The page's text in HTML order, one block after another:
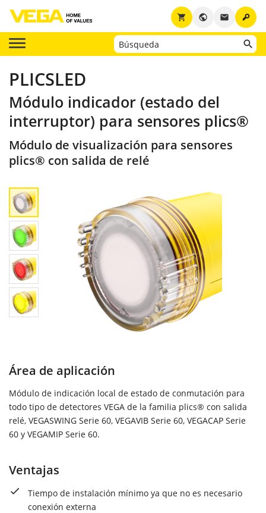
key
email
public
shopping_cart
PLICSLED
Módulo indicador (estado del
interruptor) para sensores plics®
Módulo de visualización para sensores
plics® con salida de relé
Área de aplicación
Módulo de indicación local de estado de conmutación para
todo tipo de detectores VEGA de la familia plics® con salida
relé, VEGASWING Serie 60, VEGAVIB Serie 60, VEGACAP Serie
60 y VEGAMIP Serie 60.
Ventajas
Tiempo de instalación mínimo ya que no es necesario
conexión externa